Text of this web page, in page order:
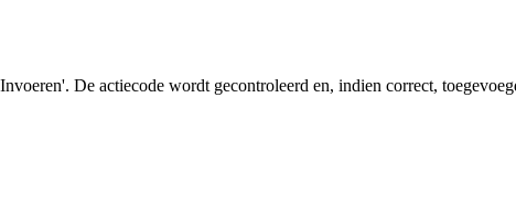
De actiecode wordt gecontroleerd en, indien correct,